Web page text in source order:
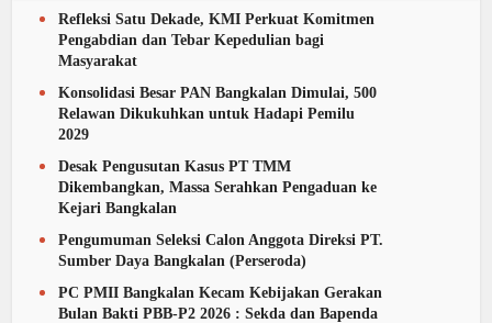
Refleksi Satu Dekade, KMI Perkuat Komitmen
Pengabdian dan Tebar Kepedulian bagi
Masyarakat
Konsolidasi Besar PAN Bangkalan Dimulai, 500
Relawan Dikukuhkan untuk Hadapi Pemilu
2029
Desak Pengusutan Kasus PT TMM
Dikembangkan, Massa Serahkan Pengaduan ke
Kejari Bangkalan
Pengumuman Seleksi Calon Anggota Direksi PT.
Sumber Daya Bangkalan (Perseroda)
PC PMII Bangkalan Kecam Kebijakan Gerakan
Bulan Bakti PBB-P2 2026 : Sekda dan Bapenda